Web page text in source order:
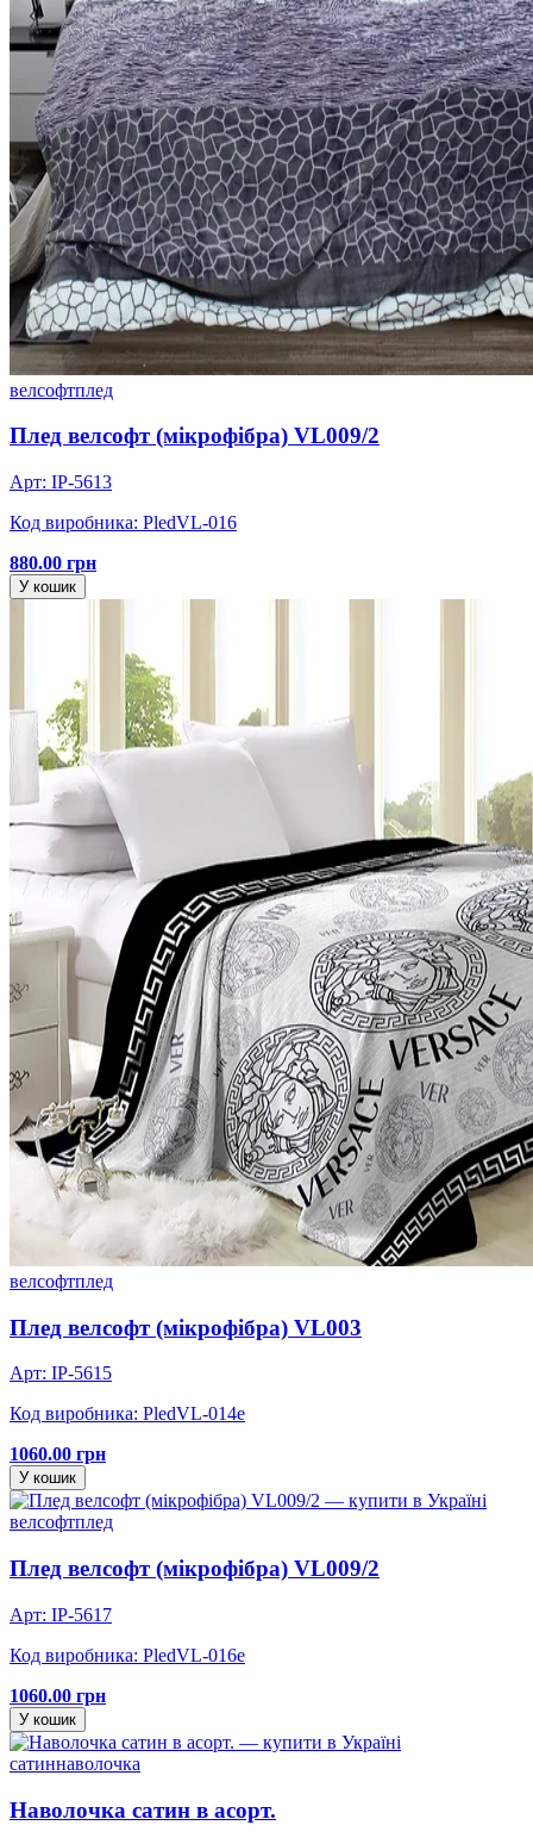
велсофтплед
Плед велсофт (мікрофібра) VL009/2
Арт: IP-5613
Код виробника: PledVL-016
880.00 грн
У кошик
велсофтплед
Плед велсофт (мікрофібра) VL003
Арт: IP-5615
Код виробника: PledVL-014e
1060.00 грн
У кошик
велсофтплед
Плед велсофт (мікрофібра) VL009/2
Арт: IP-5617
Код виробника: PledVL-016e
1060.00 грн
У кошик
сатиннаволочка
Наволочка сатин в асорт.